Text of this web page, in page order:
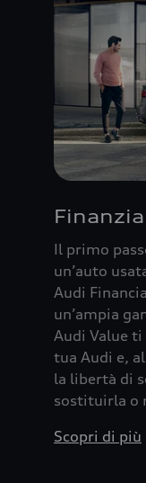
Il primo
un’auto
Audi
un’ampia
Audi Value
tua Audi e,
la libertà di
sostituirla o
Scopri di più